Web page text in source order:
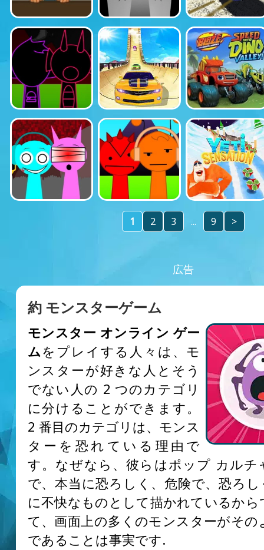
1 2 3 ... 9 >
広告
約 モンスターゲーム
モンスター オンライン ゲー
ムをプレイする人々は、モ
ンスターが好きな人とそう
でない人の 2 つのカテゴリ
に分けることができます。
2 番目のカテゴリは、モンス
ターを恐れている理由で
す。なぜなら、彼らはポップ カルチ
で、本当に恐ろしく、危険で、恐ろ
に不快なものとして描かれているか
て、画面上の多くのモンスターがそ
であることは事実です.